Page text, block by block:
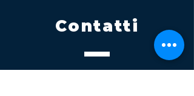
Contatti